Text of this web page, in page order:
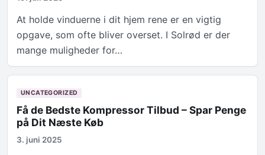
At holde vinduerne i dit hjem rene er en vigtig
opgave, som ofte bliver overset. I Solrød er der
mange muligheder for…
UNCATEGORIZED
Få de Bedste Kompressor Tilbud – Spar Penge
på Dit Næste Køb
3. juni 2025